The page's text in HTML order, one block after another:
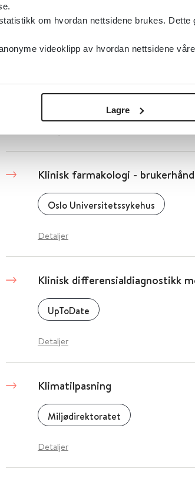
om hvordan nettsidene brukes.
videoklipp av hvordan nettsidene
Lagre
Klinisk gradering og generell
Klinisk farmakologi -
Oslo Universitetssykehus
Detaljer
Klinisk differensialdiagnostikk
UpToDate
Detaljer
Klimatilpasning
Miljødirektoratet
Detaljer